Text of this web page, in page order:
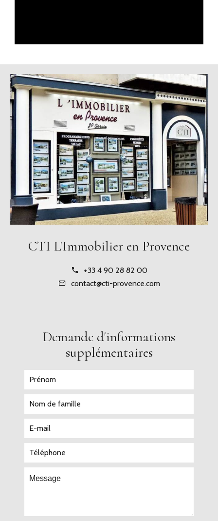
CTI L'Immobilier en Provence
+33 4 90 28 82 00
contact@cti-provence.com
Demande d'informations
supplémentaires